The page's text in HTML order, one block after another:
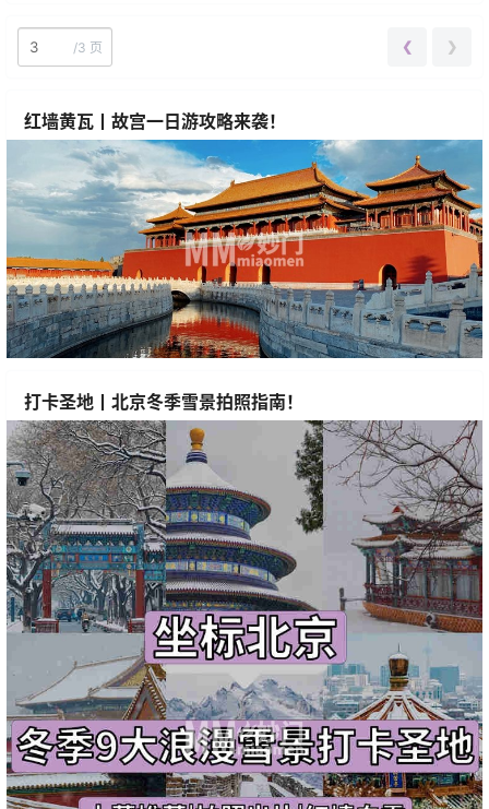
/3 页 ❮ ❯
红墙黄瓦丨故宫一日游攻略来袭！
打卡圣地丨北京冬季雪景拍照指南！